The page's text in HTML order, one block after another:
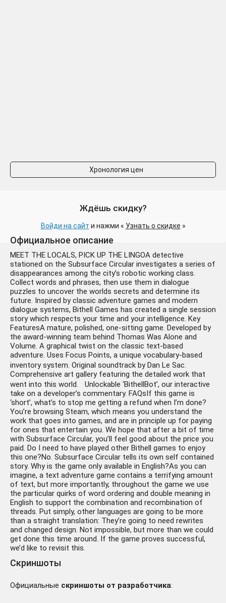
Хронология цен
Ждёшь скидку?
Войди на сайт и нажми « Узнать о скидке »
Официальное описание
MEET THE LOCALS, PICK UP THE LINGOA detective
stationed on the Subsurface Circular investigates a series of
disappearances among the city’s robotic working class.
Collect words and phrases, then use them in dialogue
puzzles to uncover the worlds secrets and determine its
future. Inspired by classic adventure games and modern
dialogue systems, Bithell Games has created a single session
story which respects your time and your intelligence. Key
FeaturesA mature, polished, one-sitting game. Developed by
the award-winning team behind Thomas Was Alone and
Volume. A graphical twist on the classic text-based
adventure. Uses Focus Points, a unique vocabulary-based
inventory system. Original soundtrack by Dan Le Sac.
Comprehensive art gallery featuring the detailed work that
went into this world. Unlockable ‘BithellBot’, our interactive
take on a developer’s commentary. FAQsIf this game is
‘short’, what’s to stop me getting a refund when I’m done?
You’re browsing Steam, which means you understand the
work that goes into games, and are in principle up for paying
for ones that entertain you. We hope that after a bit of time
with Subsurface Circular, you’ll feel good about the price you
paid. Do I need to have played other Bithell games to enjoy
this one?No. Subsurface Circular tells its own self contained
story. Why is the game only available in English?As you can
imagine, a text adventure game contains a terrifying amount
of text, but more importantly, throughout the game we use
the particular quirks of word ordering and double meaning in
English to support the combination and recombination of
threads. Put simply, other languages are going to be more
than a straight translation: They’re going to need rewrites
and changed design. Not impossible, but more than we could
get done this time around. If the game proves successful,
we’d like to revisit this.
Скриншоты
Официальные скриншоты от разработчика: